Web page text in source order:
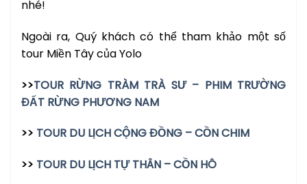
nhé!
Ngoài ra, Quý khách có thể tham khảo một số
tour Miền Tây của Yolo
>>TOUR RỪNG TRÀM TRÀ SƯ – PHIM TRƯỜNG
ĐẤT RỪNG PHƯƠNG NAM
>> TOUR DU LỊCH CỘNG ĐỒNG – CỒN CHIM
>> TOUR DU LỊCH TỰ THÂN – CỒN HÔ